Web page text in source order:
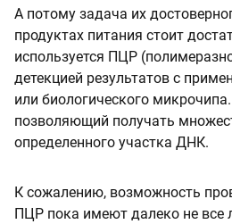
А потому задача их
продуктах питания стоит
используется ПЦР
детекцией результатов с
или биологического
позволяющий получать
определенного участка ДНК.
К сожалению, возможность
ПЦР пока имеют далеко не все